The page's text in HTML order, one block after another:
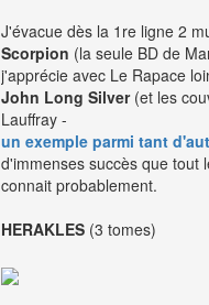
J'évacue dès la 1re ligne 2
Scorpion (la seule BD de
j'apprécie avec Le Rapace
John Long Silver(et les
Lauffray -
un exemple parmi tant
d'immenses succès que tout
connait probablement.
HERAKLES (3 tomes)